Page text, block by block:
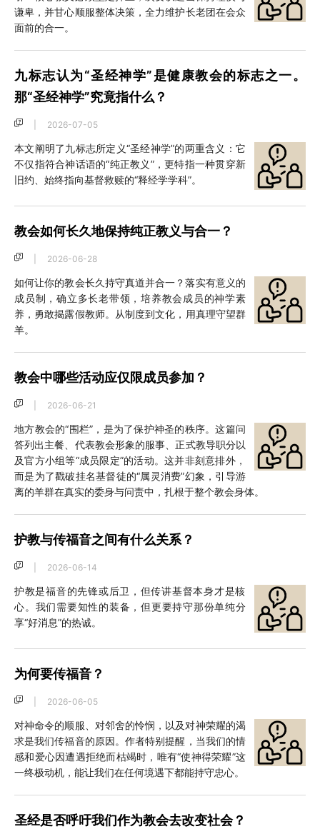
谦卑，并甘心顺服整体决策，全力维护长老团在会众
面前的合一。
九标志认为“圣经神学”是健康教会的标志之一。
那“圣经神学”究竟指什么？
2026-07-05
本文阐明了九标志所定义“圣经神学”的两重含义：它
不仅指符合神话语的“纯正教义”，更特指一种贯穿新
旧约、始终指向基督救赎的“释经学学科”。
教会如何长久地保持纯正教义与合一？
2026-06-28
如何让你的教会长久持守真道并合一？落实有意义的
成员制，确立多长老带领，培养教会成员的神学素
养，勇敢揭露假教师。从制度到文化，用真理守望群
羊。
教会中哪些活动应仅限成员参加？
2026-06-21
地方教会的“围栏”，是为了保护神圣的秩序。这篇问
答列出主餐、代表教会形象的服事、正式教导职分以
及官方小组等“成员限定”的活动。这并非刻意排外，
而是为了戳破挂名基督徒的“属灵消费”幻象，引导游
离的羊群在真实的委身与问责中，扎根于整个教会身体。
护教与传福音之间有什么关系？
2026-06-14
护教是福音的先锋或后卫，但传讲基督本身才是核
心。我们需要知性的装备，但更要持守那份单纯分
享“好消息”的热诚。
为何要传福音？
2026-06-05
对神命令的顺服、对邻舍的怜悯，以及对神荣耀的渴
求是我们传福音的原因。作者特别提醒，当我们的情
感和爱心因遭遇拒绝而枯竭时，唯有“使神得荣耀”这
一终极动机，能让我们在任何境遇下都能持守忠心。
圣经是否呼吁我们作为教会去改变社会？